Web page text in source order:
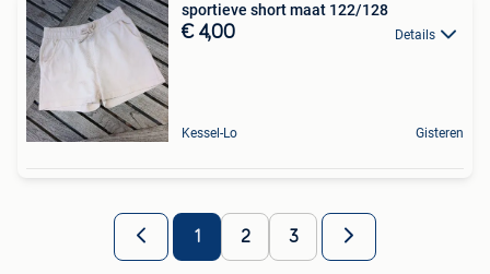
sportieve short maat 122/128
€ 4,00 Details
Kessel-Lo Gisteren
1 2 3